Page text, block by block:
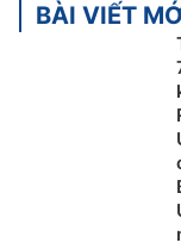
BÀI VIẾT